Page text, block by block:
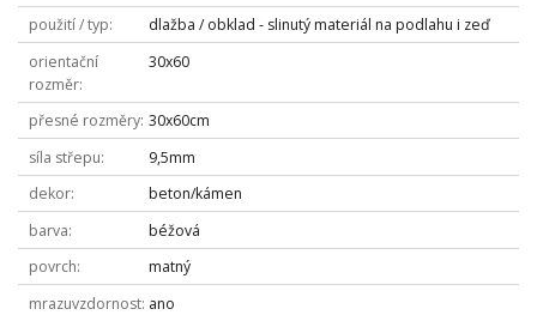
použití / typ
dlažba / obklad - slinutý materiál na podlahu i zeď
orientační
rozměr
30x60
přesné rozměry 30x60cm
síla střepu
9,5mm
dekor
beton/kámen
barva
béžová
povrch
matný
mrazuvzdornost ano